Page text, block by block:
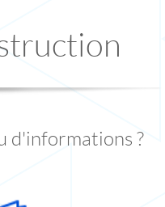
d'informations ?